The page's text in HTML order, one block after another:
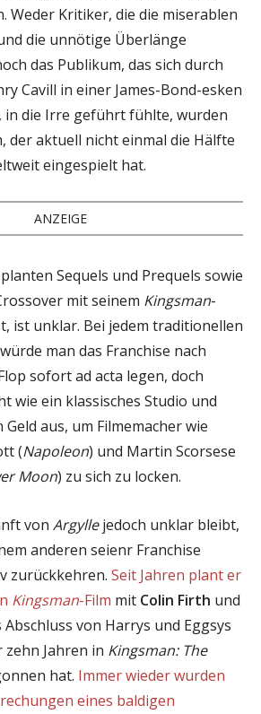
Weder Kritiker, die die miserablen
die unnötige Überlänge
das Publikum, das sich durch
Cavill in einer James-Bond-esken
in die Irre geführt fühlte, wurden
der aktuell nicht einmal die Hälfte
eingespielt hat.
ANZEIGE
Sequels und Prequels sowie
mit seinem Kingsman-
ist unklar. Bei jedem traditionellen
man das Franchise nach
sofort ad acta legen, doch
wie ein klassisches Studio und
aus, um Filmemacher wie
(Napoleon) und Martin Scorsese
Moon) zu sich zu locken.
von Argyllejedoch unklar bleibt,
anderen seienr Franchise
zurückkehren. Seit Jahren plant er
Kingsman-Film mit Colin Firth und
Abschluss von Harrys und Eggsys
zehn Jahren in Kingsman: The
hat. Immer wieder wurden
eines baldigen